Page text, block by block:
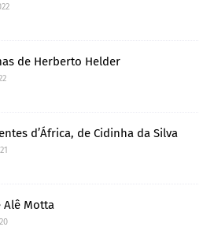
de Herberto Helder
d’África, de Cidinha da Silva
Alê Motta